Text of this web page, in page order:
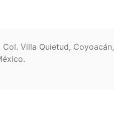
Col. Villa Quietud, Coyoacán,